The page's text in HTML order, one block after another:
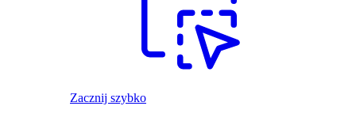
Zacznij szybko